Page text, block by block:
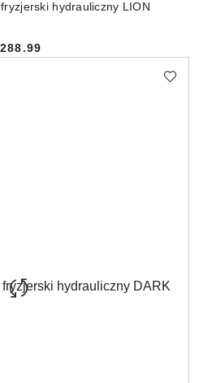
hydrauliczny LION
Cena: